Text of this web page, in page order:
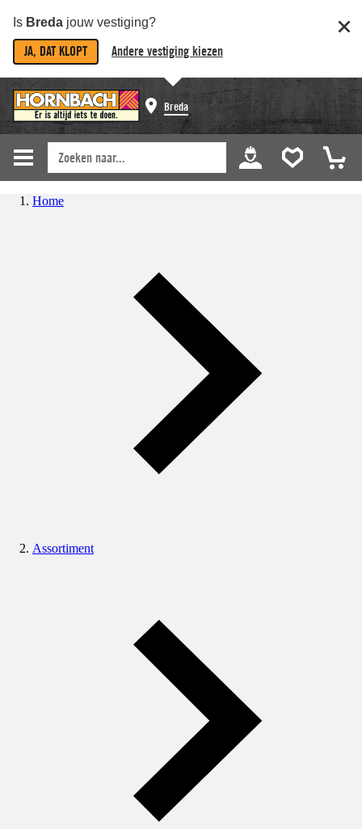
Is Breda jouw vestiging?
JA, DAT KLOPT Andere vestiging kiezen
Breda
Home
Assortiment